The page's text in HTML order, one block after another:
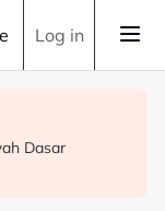
Log in
Hashim
lokasi di
Dasar